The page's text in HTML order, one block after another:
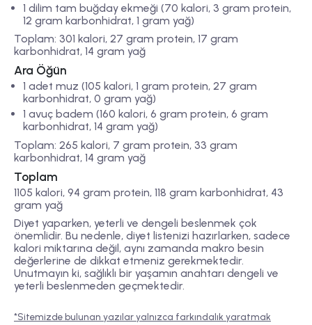
1 dilim tam buğday ekmeği (70 kalori, 3 gram protein,
12 gram karbonhidrat, 1 gram yağ)
Toplam: 301 kalori, 27 gram protein, 17 gram
karbonhidrat, 14 gram yağ
Ara Öğün
1 adet muz (105 kalori, 1 gram protein, 27 gram
karbonhidrat, 0 gram yağ)
1 avuç badem (160 kalori, 6 gram protein, 6 gram
karbonhidrat, 14 gram yağ)
Toplam: 265 kalori, 7 gram protein, 33 gram
karbonhidrat, 14 gram yağ
Toplam
1105 kalori, 94 gram protein, 118 gram karbonhidrat, 43
gram yağ
Diyet yaparken, yeterli ve dengeli beslenmek çok
önemlidir. Bu nedenle, diyet listenizi hazırlarken, sadece
kalori miktarına değil, aynı zamanda makro besin
değerlerine de dikkat etmeniz gerekmektedir.
Unutmayın ki, sağlıklı bir yaşamın anahtarı dengeli ve
yeterli beslenmeden geçmektedir.
*Sitemizde bulunan yazılar yalnızca farkındalık yaratmak